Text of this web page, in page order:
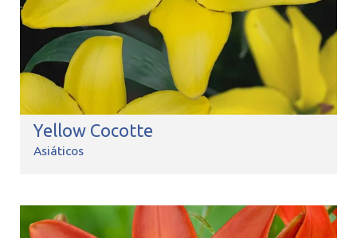
Yellow Cocotte
Asiáticos